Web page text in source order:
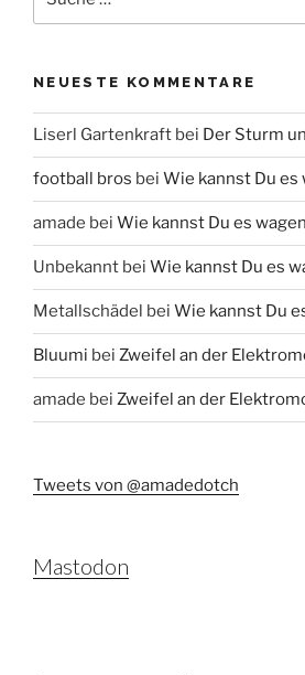
nach:
NEUESTE KOMMENTARE
Liserl Gartenkraft bei Der Sturm
football bros bei Wie kannst Du es
amade bei Wie kannst Du es
Unbekannt bei Wie kannst Du es
Metallschädel bei Wie kannst Du
Bluumi bei Zweifel an der
amade bei Zweifel an der
Tweets von @amadedotch
Mastodon